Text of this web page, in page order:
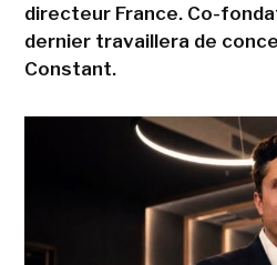
directeur France. Co-
dernier travaillera de
Constant.